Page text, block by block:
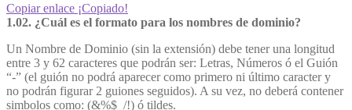
Copiar enlace ¡Copiado!
1.02. ¿Cuál es el formato para los nombres de dominio?
Un Nombre de Dominio (sin la extensión) debe tener una longitud
entre 3 y 62 caracteres que podrán ser: Letras, Números ó el Guión
“-” (el guión no podrá aparecer como primero ni último caracter y
no podrán figurar 2 guiones seguidos). A su vez, no deberá contener
simbolos como: (&%$_/!) ó tildes.